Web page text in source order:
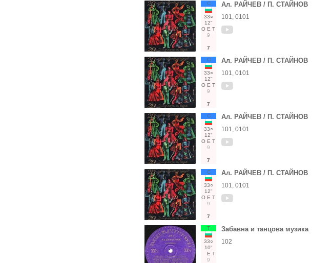
С
33○
12"
О Е Т
9
7
Ал. РАЙЧЕВ / П. СТАЙНОВ
101, 0101
С
33○
12"
О Е Т
9
7
Ал. РАЙЧЕВ / П. СТАЙНОВ
101, 0101
С
33○
12"
О Е Т
9
7
Ал. РАЙЧЕВ / П. СТАЙНОВ
101, 0101
С
33○
12"
О Е Т
9
7
Ал. РАЙЧЕВ / П. СТАЙНОВ
101, 0101
Т
33○
10"
Е Т
9
Забавна и танцова музика
102